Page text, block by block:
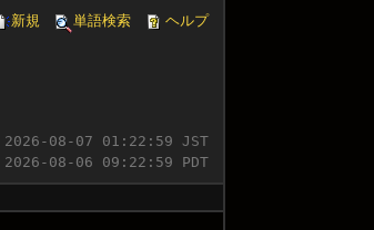
新規 単語検索 ヘルプ
2026-08-07 01:23:00 JST
2026-08-06 09:23:00 PDT